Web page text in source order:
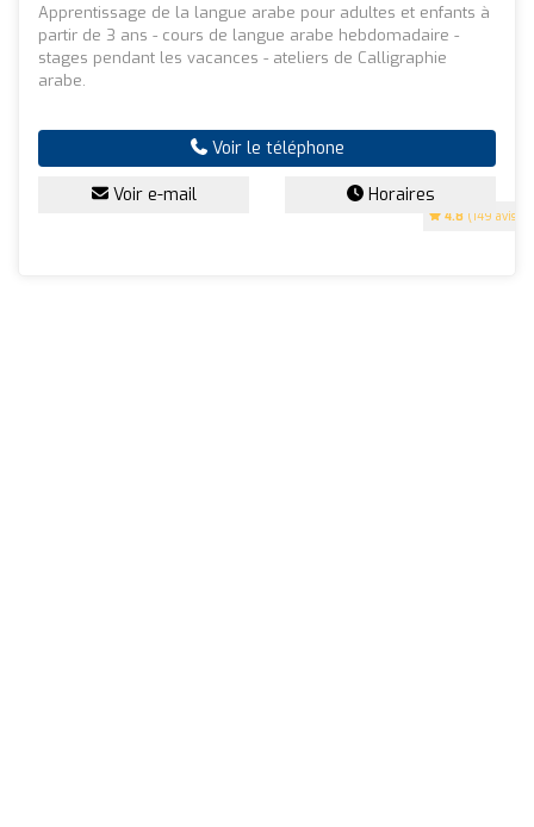
4.8 (149 avis)
Apprentissage de la langue arabe pour adultes et enfants à
partir de 3 ans - cours de langue arabe hebdomadaire -
stages pendant les vacances - ateliers de Calligraphie
arabe.
Voir le téléphone
Voir e-mail Horaires